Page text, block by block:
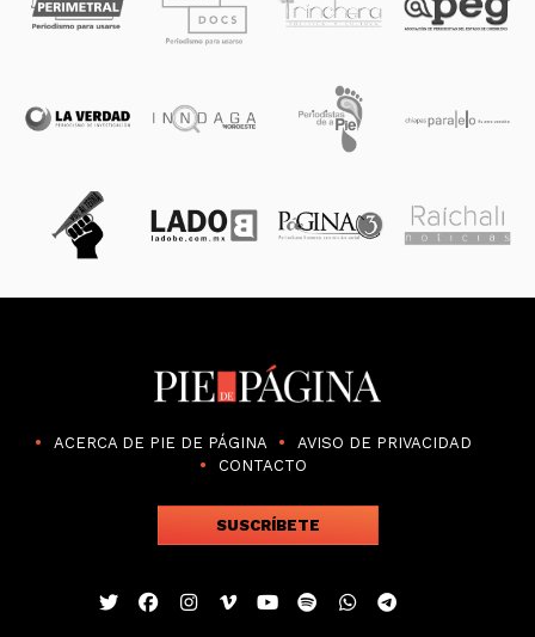
ACERCA DE PIE DE PÁGINA
AVISO DE PRIVACIDAD
CONTACTO
SUSCRÍBETE